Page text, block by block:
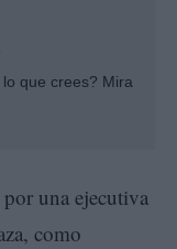
que crees? Mira
por una ejecutiva
como